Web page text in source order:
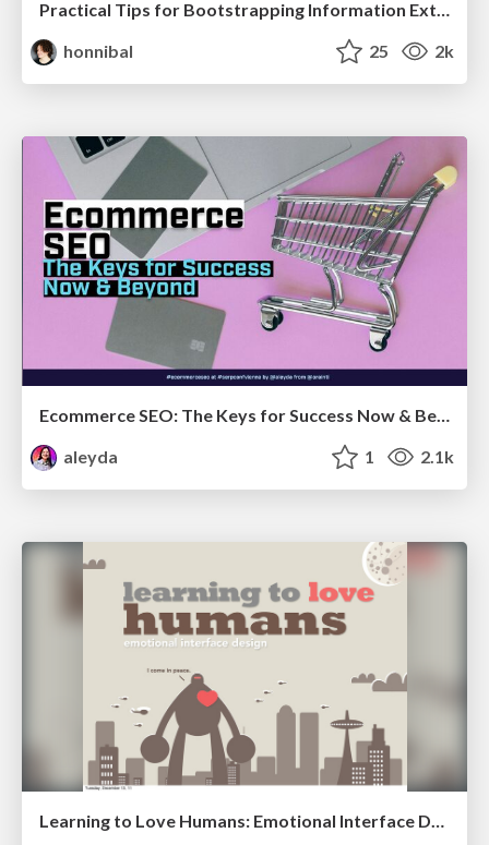
honnibal
25 2k
Ecommerce SEO: The Keys for Success Now & Beyond - #SERPConf2024
aleyda
1 2.1k
Learning to Love Humans: Emotional Interface Design